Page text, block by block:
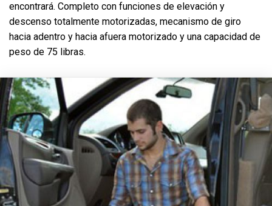
encontrará. Completo con funciones de elevación y
descenso totalmente motorizadas, mecanismo de giro
hacia adentro y hacia afuera motorizado y una capacidad de
peso de 75 libras.